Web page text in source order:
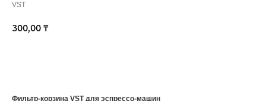
VST
300,00 ₸
Фильтр-корзина VST для эспрессо-машин